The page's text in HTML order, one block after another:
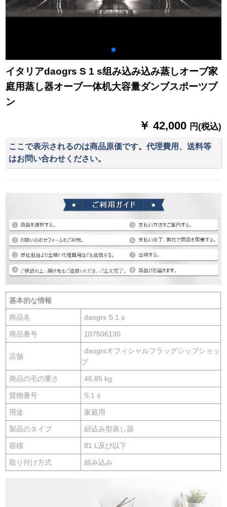
イタリアdaogrs S 1 s组み込み込み蒸しオーブ家
庭用蒸し器オーブ一体机大容量ダンブスポーツブ
ン
￥ 42,000 円(税込)
ここで表示されるのは商品原価です。代理費用、送料等
はお問い合わせください。
基本的な情報
商品名 daogrs S 1 s
商品番号 107506130
店舗
daogrsオフィシャルフラッグシップショッ
プ
商品の毛の重さ 46.85 kg
貨物番号 S 1 s
用途 家庭用
製品のタイプ 組込み型蒸し器
容積 81 L及び以下
取り付け方式 組み込み